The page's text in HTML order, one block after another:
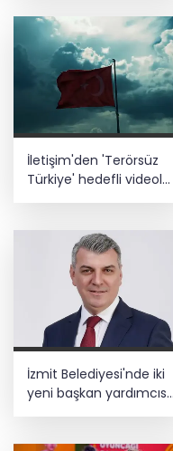
rekor...
Top
İletişim'den 'Terörsüz
Türkiye' hedefli videolu
İzmit Belediyesi'nde iki
yeni başkan yardımcısı
göreve başladı